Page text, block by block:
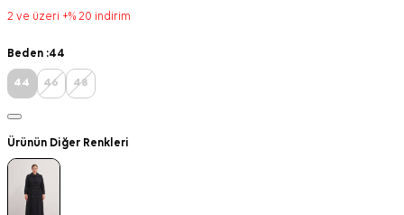
2 ve üzeri +% 20 indirim
Beden :44
44 46 48
Ürünün Diğer Renkleri